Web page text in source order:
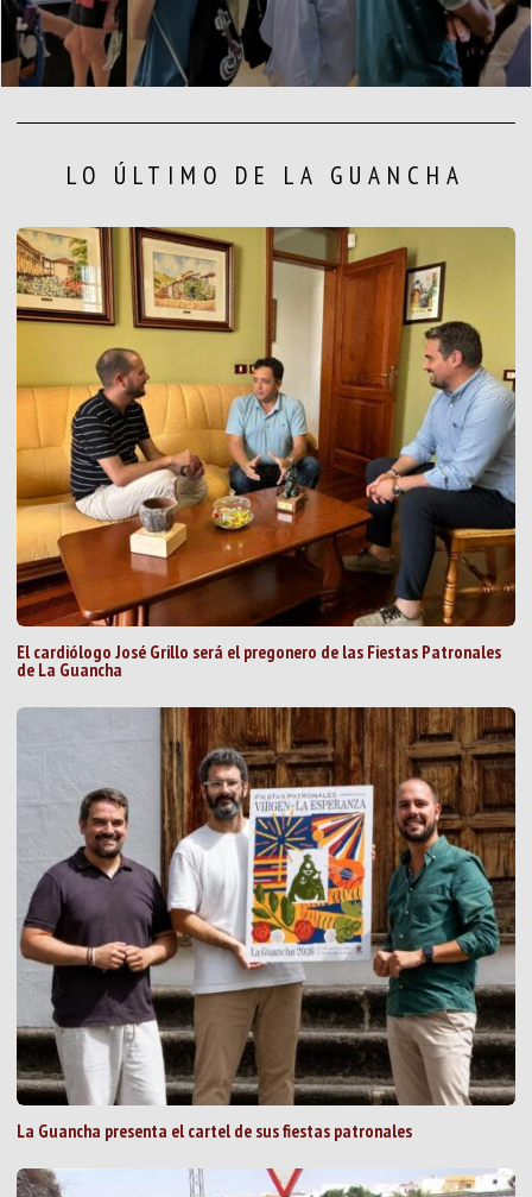
LO ÚLTIMO DE LA GUANCHA
El cardiólogo José Grillo será el pregonero de las Fiestas Patronales
de La Guancha
La Guancha presenta el cartel de sus fiestas patronales